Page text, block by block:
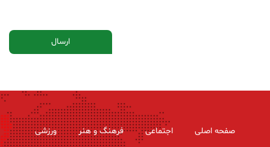
صفحه اصلی اجتماعی فرهنگ و هنر ورزشی